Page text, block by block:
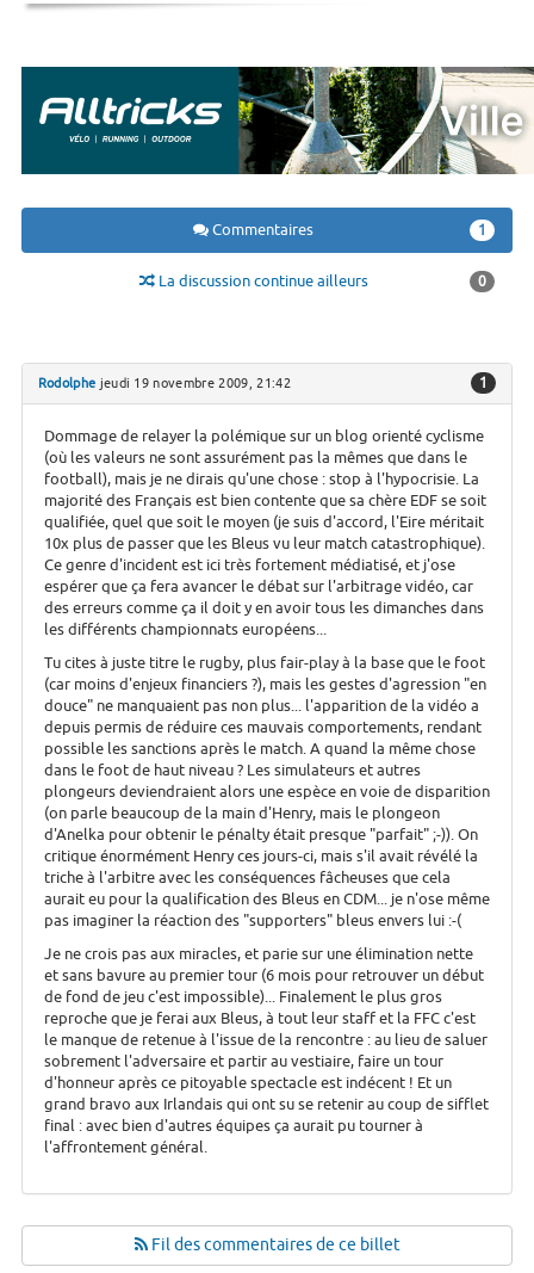
Commentaires 1
La discussion continue ailleurs 0
Rodolphe jeudi 19 novembre 2009, 21:42 1
Dommage de relayer la polémique sur un blog orienté cyclisme
(où les valeurs ne sont assurément pas la mêmes que dans le
football), mais je ne dirais qu'une chose : stop à l'hypocrisie. La
majorité des Français est bien contente que sa chère EDF se soit
qualifiée, quel que soit le moyen (je suis d'accord, l'Eire méritait
10x plus de passer que les Bleus vu leur match catastrophique).
Ce genre d'incident est ici très fortement médiatisé, et j'ose
espérer que ça fera avancer le débat sur l'arbitrage vidéo, car
des erreurs comme ça il doit y en avoir tous les dimanches dans
les différents championnats européens...
Tu cites à juste titre le rugby, plus fair-play à la base que le foot
(car moins d'enjeux financiers ?), mais les gestes d'agression "en
douce" ne manquaient pas non plus... l'apparition de la vidéo a
depuis permis de réduire ces mauvais comportements, rendant
possible les sanctions après le match. A quand la même chose
dans le foot de haut niveau ? Les simulateurs et autres
plongeurs deviendraient alors une espèce en voie de disparition
(on parle beaucoup de la main d'Henry, mais le plongeon
d'Anelka pour obtenir le pénalty était presque "parfait" ;-)). On
critique énormément Henry ces jours-ci, mais s'il avait révélé la
triche à l'arbitre avec les conséquences fâcheuses que cela
aurait eu pour la qualification des Bleus en CDM... je n'ose même
pas imaginer la réaction des "supporters" bleus envers lui :-(
Je ne crois pas aux miracles, et parie sur une élimination nette
et sans bavure au premier tour (6 mois pour retrouver un début
de fond de jeu c'est impossible)... Finalement le plus gros
reproche que je ferai aux Bleus, à tout leur staff et la FFC c'est
le manque de retenue à l'issue de la rencontre : au lieu de saluer
sobrement l'adversaire et partir au vestiaire, faire un tour
d'honneur après ce pitoyable spectacle est indécent ! Et un
grand bravo aux Irlandais qui ont su se retenir au coup de sifflet
final : avec bien d'autres équipes ça aurait pu tourner à
l'affrontement général.
Fil des commentaires de ce billet